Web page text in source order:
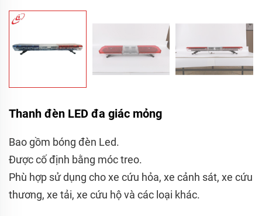
Thanh đèn LED đa giác mỏng
Bao gồm bóng đèn Led.
Được cố định bằng móc treo.
Phù hợp sử dụng cho xe cứu hỏa, xe cảnh sát, xe cứu
thương, xe tải, xe cứu hộ và các loại khác.